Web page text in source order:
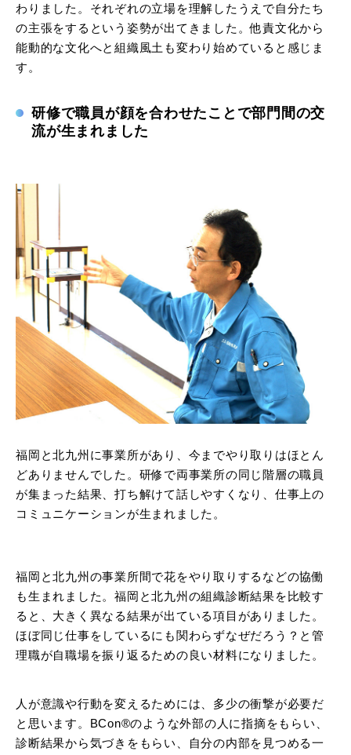
わりました。それぞれの立場を理解したうえで自分たち
の主張をするという姿勢が出てきました。他責文化から
能動的な文化へと組織風土も変わり始めていると感じま
す。
研修で職員が顔を合わせたことで部門間の交
流が生まれました
福岡と北九州に事業所があり、今までやり取りはほとん
どありませんでした。研修で両事業所の同じ階層の職員
が集まった結果、打ち解けて話しやすくなり、仕事上の
コミュニケーションが生まれました。
福岡と北九州の事業所間で花をやり取りするなどの協働
も生まれました。福岡と北九州の組織診断結果を比較す
ると、大きく異なる結果が出ている項目がありました。
ほぼ同じ仕事をしているにも関わらずなぜだろう？と管
理職が自職場を振り返るための良い材料になりました。
人が意識や行動を変えるためには、多少の衝撃が必要だ
と思います。BCon®のような外部の人に指摘をもらい、
診断結果から気づきをもらい、自分の内部を見つめる一